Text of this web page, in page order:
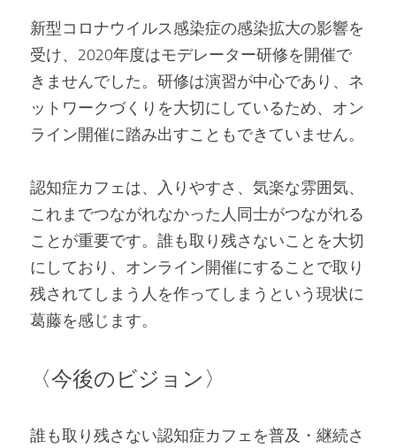
新型コロナウイルス感染症の感染拡大の影響を
受け、2020年度はモデレーター研修を開催で
きませんでした。研修は演習が中心であり、ネ
ットワークづくりを大切にしているため、オン
ライン開催に踏み出すこともできていません。
認知症カフェは、入りやすさ、気楽な雰囲気、
これまでつながれなかった人同士がつながれる
ことが重要です。誰も取り残さないことを大切
にしており、オンライン開催にすることで取り
残されてしまう人を作ってしまうという現状に
葛藤を感じます。
〈今後のビジョン〉
誰も取り残さない認知症カフェを普及・継続さ